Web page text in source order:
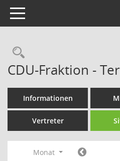
Toggle navigation
Rechercheauswahl
CDU-Fraktion -
Informationen
Vertreter
Monat